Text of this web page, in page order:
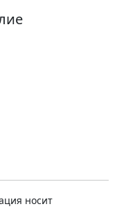
носит